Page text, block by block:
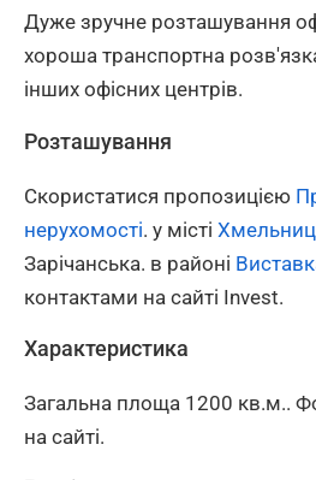
Дуже зручне розташування
хороша транспортна
інших офісних центрів.
Розташування
Скористатися пропозицією
нерухомості. у місті
Зарічанська. в районі
контактами на сайті Invest.
Характеристика
Загальна площа 1200 кв.м..
на сайті.